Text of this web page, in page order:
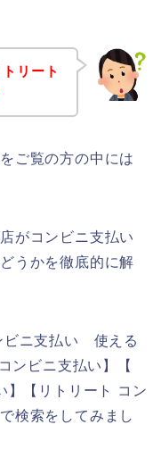
リート
ご覧の方の中には
がコンビニ支払い
うかを徹底的に解
ビニ支払い 使える
ンビニ支払い】【
】【リトリート コン
検索をしてみまし